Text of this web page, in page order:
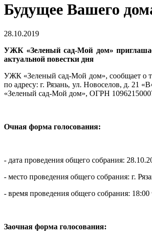
Будущее Вашего
28.10.2019
УЖК «Зеленый сад-Мой дом»
актуальной повестки дня
УЖК «Зеленый сад-Мой дом», сообщает о
по адресу: г. Рязань, ул. Новоселов, д. 21
«Зеленый сад-Мой дом», ОГРН
Очная форма голосования:
- дата проведения общего собрания:
- место проведения общего собрания: г.
- время проведения общего собрания: 18:00
Заочная форма голосования: